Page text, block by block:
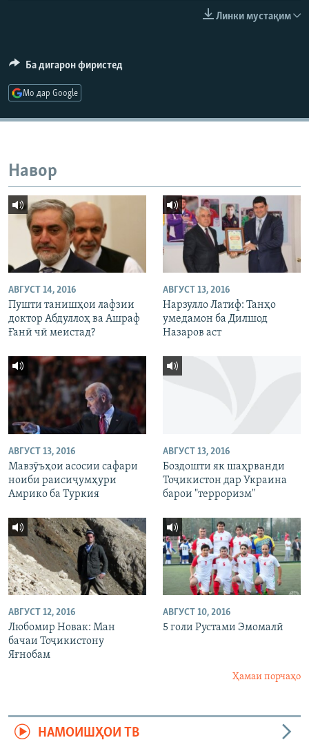
ПАЙГИРӢ КУНЕД
Линки мустақим
Ба дигарон фиристед
Мо дар Google
Навор
АВГУСТ 14, 2016
Пушти танишҳои лафзии
доктор Абдуллоҳ ва Ашраф
Ғанӣ чӣ меистад?
АВГУСТ 13, 2016
Нарзулло Латиф: Танҳо
умедамон ба Дилшод
Назаров аст
АВГУСТ 13, 2016
Мавзӯъҳои асосии сафари
ноиби раисиҷумҳури
Амрико ба Туркия
АВГУСТ 13, 2016
Боздошти як шаҳрванди
Тоҷикистон дар Украина
барои "терроризм"
АВГУСТ 12, 2016
Любомир Новак: Ман
бачаи Тоҷикистону
Яғнобам
АВГУСТ 10, 2016
5 голи Рустами Эмомалӣ
Ҳамаи порчаҳо
НАМОИШҲОИ ТВ